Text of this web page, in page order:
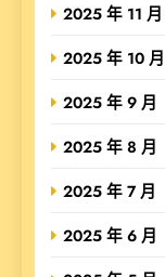
2025 年 11 月
2025 年 10 月
2025 年 9 月
2025 年 8 月
2025 年 7 月
2025 年 6 月